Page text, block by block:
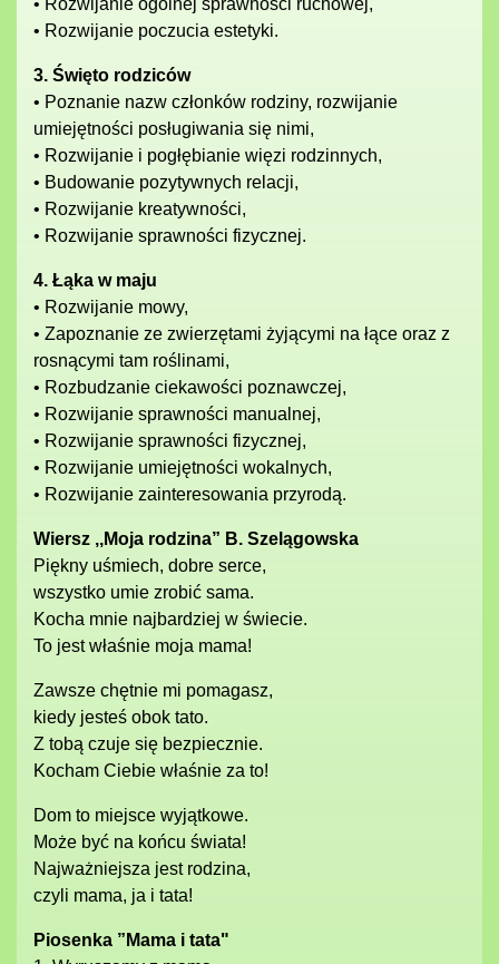
• Rozwijanie ogólnej sprawności ruchowej,
• Rozwijanie poczucia estetyki.
3. Święto rodziców
• Poznanie nazw członków rodziny, rozwijanie
umiejętności posługiwania się nimi,
• Rozwijanie i pogłębianie więzi rodzinnych,
• Budowanie pozytywnych relacji,
• Rozwijanie kreatywności,
• Rozwijanie sprawności fizycznej.
4. Łąka w maju
• Rozwijanie mowy,
• Zapoznanie ze zwierzętami żyjącymi na łące oraz z
rosnącymi tam roślinami,
• Rozbudzanie ciekawości poznawczej,
• Rozwijanie sprawności manualnej,
• Rozwijanie sprawności fizycznej,
• Rozwijanie umiejętności wokalnych,
• Rozwijanie zainteresowania przyrodą.
Wiersz ,,Moja rodzina” B. Szelągowska
Piękny uśmiech, dobre serce,
wszystko umie zrobić sama.
Kocha mnie najbardziej w świecie.
To jest właśnie moja mama!
Zawsze chętnie mi pomagasz,
kiedy jesteś obok tato.
Z tobą czuje się bezpiecznie.
Kocham Ciebie właśnie za to!
Dom to miejsce wyjątkowe.
Może być na końcu świata!
Najważniejsza jest rodzina,
czyli mama, ja i tata!
Piosenka ”Mama i tata"